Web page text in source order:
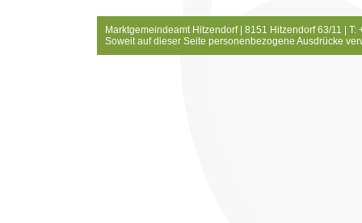
Marktgemeindeamt Hitzendorf | 8151 Hitzendorf 63/11 |
Soweit auf dieser Seite personenbezogene Ausdrücke